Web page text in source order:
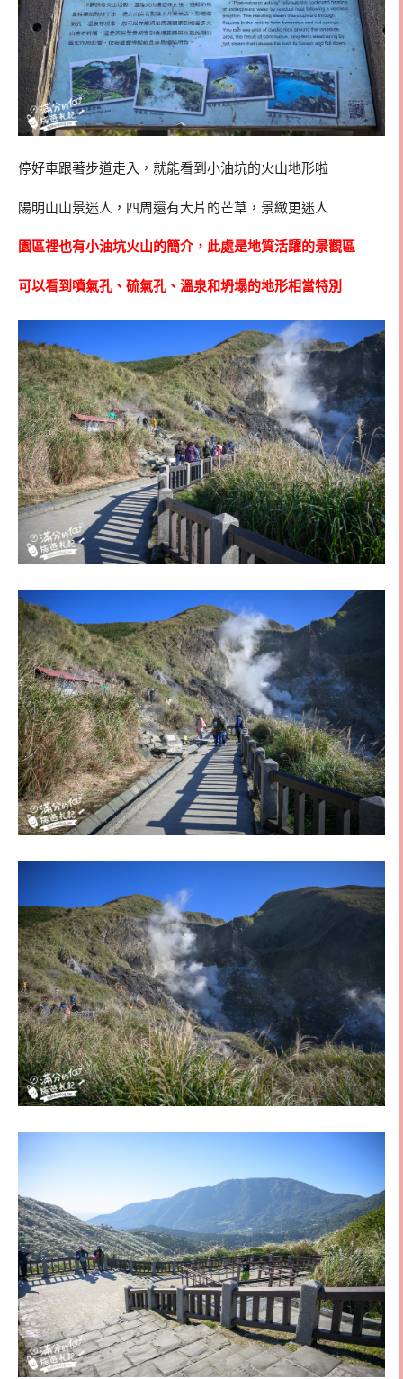
停好車跟著步道走入，就能看到小油坑的火山地形啦
陽明山山景迷人，四周還有大片的芒草，景緻更迷人
園區裡也有小油坑火山的簡介，此處是地質活躍的景觀區
可以看到噴氣孔、硫氣孔、溫泉和坍塌的地形相當特別